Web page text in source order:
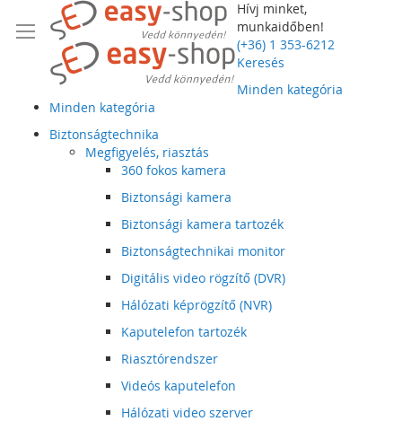
Hívj minket,
munkaidőben!
(+36) 1 353-6212
Keresés
Minden kategória
Minden kategória
Biztonságtechnika
Megfigyelés, riasztás
360 fokos kamera
Biztonsági kamera
Biztonsági kamera tartozék
Biztonságtechnikai monitor
Digitális video rögzítő (DVR)
Hálózati képrögzítő (NVR)
Kaputelefon tartozék
Riasztórendszer
Videós kaputelefon
Hálózati video szerver